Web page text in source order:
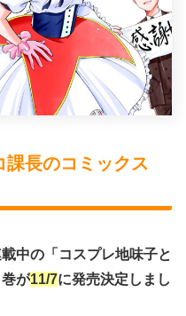
課長のコミックス
中の「 コスプレ地味子と
が11/7に発売決定 しまし